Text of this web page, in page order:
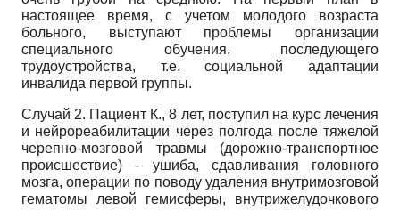
настоящее время, с учетом молодого возраста
больного, выступают проблемы организации
специального обучения, последующего
трудоустройства, т.е. социальной адаптации
инвалида первой группы.
Случай 2. Пациент К., 8 лет, поступил на курс лечения
и нейрореабилитации через полгода после тяжелой
черепно-мозговой травмы (дорожно-транспортное
происшествие) - ушиба, сдавливания головного
мозга, операции по поводу удаления внутримозговой
гематомы левой гемисферы, внутрижелудочкового